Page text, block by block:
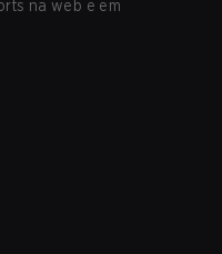
na web e em